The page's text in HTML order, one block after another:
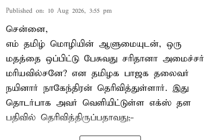
Published on: 10 Aug 2026, 3:55 pm
சென்னை,
எம் தமிழ் மொழியின் ஆளுமையுடன், ஒரு
மதத்தை ஒப்பிட்டு பேசுவது சரிதானா அமைச்சர்
மரியவில்சனே? என தமிழக பாஜக தலைவர்
நயினார் நாகேந்திரன் தெரிவித்துள்ளார். இது
தொடர்பாக அவர் வெளியிட்டுள்ள எக்ஸ் தள
பதிவில் தெரிவித்திருப்பதாவது;-